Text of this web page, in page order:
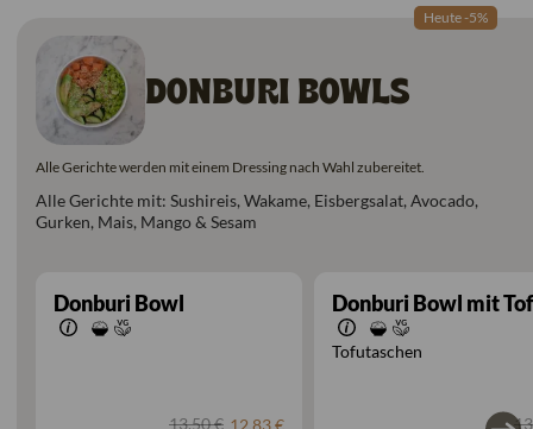
Heute -5%
DONBURI BOWLS
Alle Gerichte werden mit einem Dressing nach Wahl zubereitet.
Alle Gerichte mit: Sushireis, Wakame, Eisbergsalat, Avocado,
Gurken, Mais, Mango & Sesam
Donburi Bowl
13,50 € 12,83 €
Donburi Bowl mit
Tofutaschen